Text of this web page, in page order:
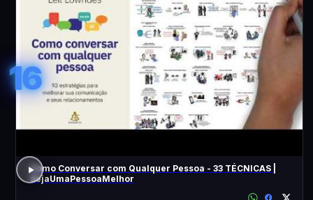
16
Como Conversar com Qualquer Pessoa - 33 TÉCNICAS |
SejaUmaPessoaMelhor